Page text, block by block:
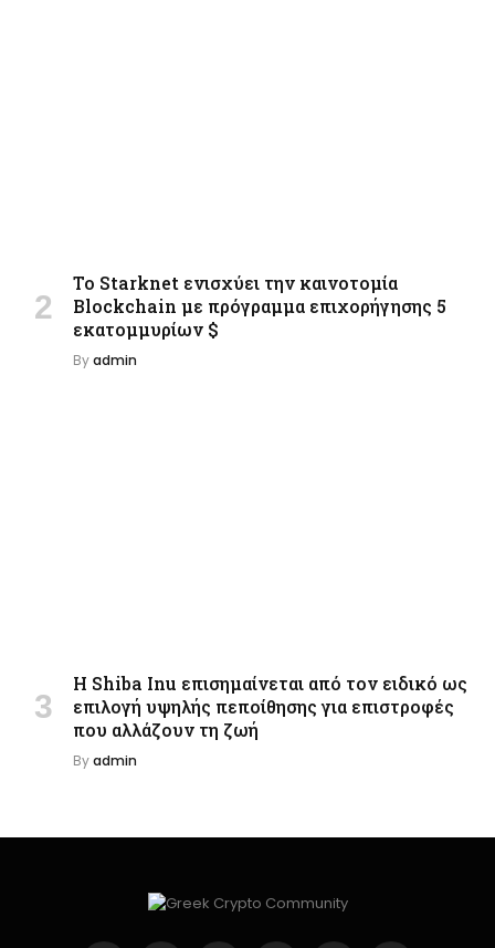
Το Starknet ενισχύει την καινοτομία
Blockchain με πρόγραμμα επιχορήγησης 5
εκατομμυρίων $
Byadmin
Η Shiba Inu επισημαίνεται από τον ειδικό ως
επιλογή υψηλής πεποίθησης για επιστροφές
που αλλάζουν τη ζωή
Byadmin